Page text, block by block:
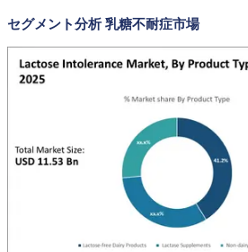
セグメント分析 乳糖不耐症市場